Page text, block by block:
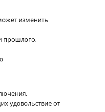
изменить
прошлого,
удовольствие от